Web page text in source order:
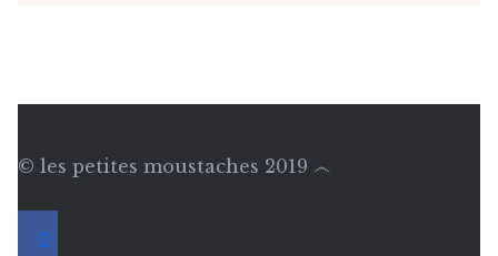
© les petites moustaches 2019 ෴